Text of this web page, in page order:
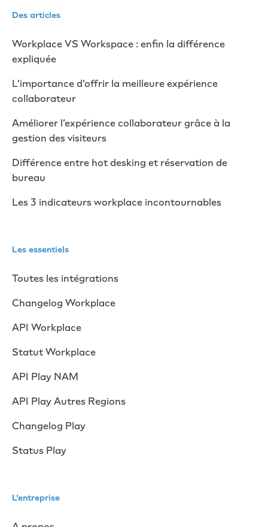
Des articles
Workplace VS Workspace : enfin la différence
expliquée
L’importance d’offrir la meilleure expérience
collaborateur
Améliorer l’expérience collaborateur grâce à la
gestion des visiteurs
Différence entre hot desking et réservation de
bureau
Les 3 indicateurs workplace incontournables
Les essentiels
Toutes les intégrations
Changelog Workplace
API Workplace
Statut Workplace
API Play NAM
API Play Autres Regions
Changelog Play
Status Play
L'entreprise